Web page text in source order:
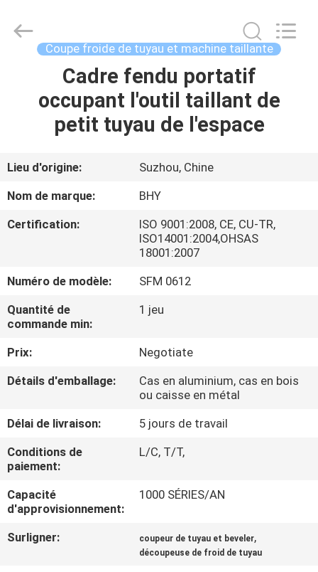
MAISON
PRODUITS
AU
SUJET
DE
VISITE
D'USINE
CONTRÔLE
DE
PLAN
DU
SITE
POLITIQUE
Bohyar
Engineering
Technology(Suzhou)Co.,Coupe froide de tuyau et machine taillante
Cadre fendu portatif
occupant l'outil taillant de
petit tuyau de l'espace
Lieu d'origine:
Suzhou, Chine
Nom de marque:
BHY
Certification:
ISO 9001:2008, CE, CU-TR,
ISO14001:2004,OHSAS
18001:2007
Numéro de modèle:
SFM 0612
Quantité de
commande min:
1 jeu
Prix:
Negotiate
Détails d'emballage:
Cas en aluminium, cas en bois
ou caisse en métal
Délai de livraison:
5 jours de travail
Conditions de
paiement:
L/C, T/T,
Capacité
d'approvisionnement:
1000 SÉRIES/AN
Surligner: coupeur de tuyau et beveler,
découpeuse de froid de tuyau